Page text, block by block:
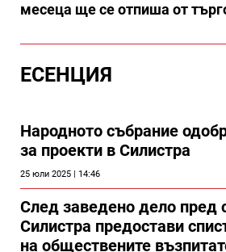
месеца ще се отпиша от
ЕСЕНЦИЯ
Народното събрание
за проекти в Силистра
25 юли 2025 | 14:46
След заведено дело пред
Силистра предостави
на обществените